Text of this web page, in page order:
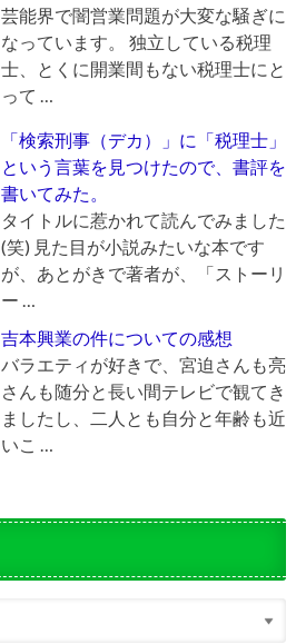
芸能界で闇営業問題が大変な騒ぎに
なっています。 独立している税理
士、とくに開業間もない税理士にと
って …
「検索刑事（デカ）」に「税理士」
という言葉を見つけたので、書評を
書いてみた。
タイトルに惹かれて読んでみました
(笑) 見た目が小説みたいな本です
が、あとがきで著者が、「ストーリ
ー …
吉本興業の件についての感想
バラエティが好きで、宮迫さんも亮
さんも随分と長い間テレビで観てき
ましたし、二人とも自分と年齢も近
いこ …